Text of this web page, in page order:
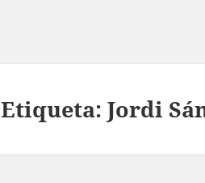
Etiqueta:Jordi